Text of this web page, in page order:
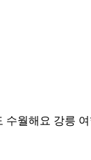
월해요 강릉